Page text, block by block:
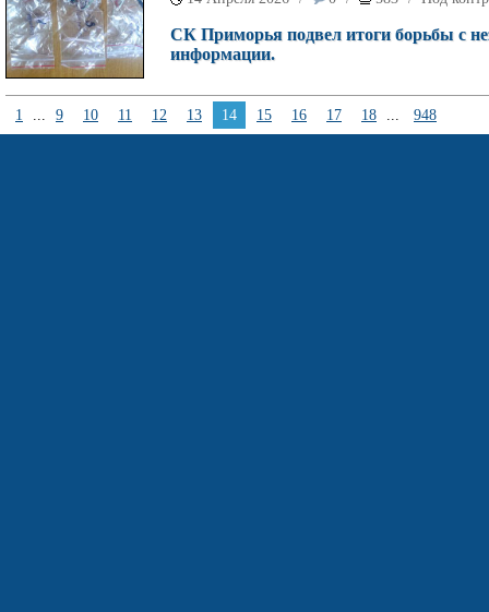
СК Приморья подвел итоги борьбы с
информации.
1 ... 9 10 11 12 13 14 15 16 17 18 ... 948